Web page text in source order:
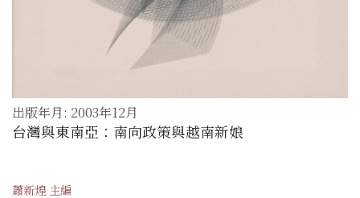
出版年月: 2003年12月
台灣與東南亞：南向政策與越南新娘
蕭新煌 主編